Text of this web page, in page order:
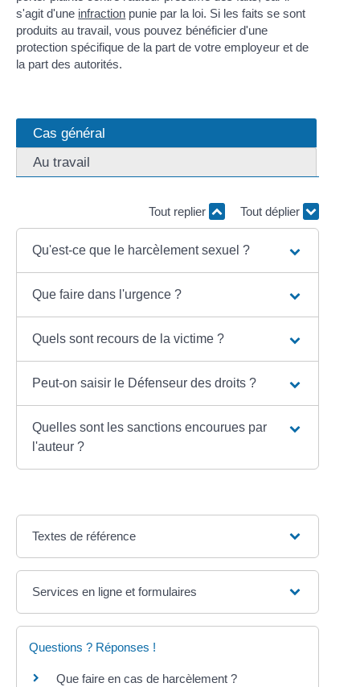
s'agit d'une infraction punie par la loi. Si les faits se sont
produits au travail, vous pouvez bénéficier d'une
protection spécifique de la part de votre employeur et de
la part des autorités.
Cas général
Au travail
Tout replier Tout déplier
Qu'est-ce que le harcèlement sexuel ?
Que faire dans l'urgence ?
Quels sont recours de la victime ?
Peut-on saisir le Défenseur des droits ?
Quelles sont les sanctions encourues par
l'auteur ?
Textes de référence
Services en ligne et formulaires
Questions ? Réponses !
Que faire en cas de harcèlement ?